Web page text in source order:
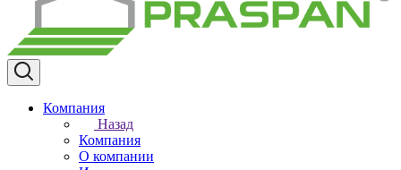
Компания
Назад
Компания
О компании